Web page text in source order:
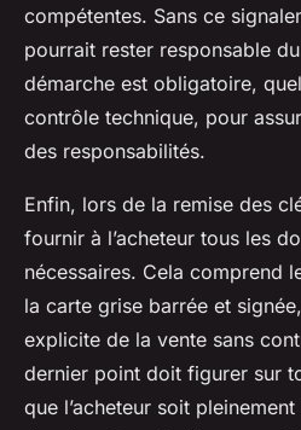
compétentes. Sans ce
pourrait rester responsable
démarche est obligatoire,
contrôle technique, pour
des responsabilités.
Enfin, lors de la remise des
fournir à l’acheteur tous les
nécessaires. Cela comprend
la carte grise barrée et
explicite de la vente sans
dernier point doit figurer sur
que l’acheteur soit